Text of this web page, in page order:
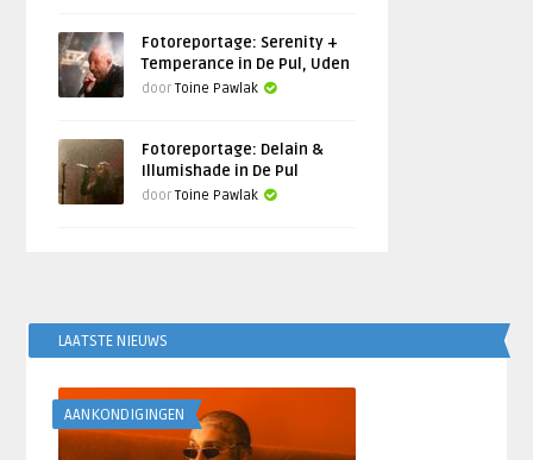
Fotoreportage: Serenity +
Temperance in De Pul, Uden
doorToine Pawlak
Fotoreportage: Delain &
Illumishade in De Pul
doorToine Pawlak
LAATSTE NIEUWS
AANKONDIGINGEN